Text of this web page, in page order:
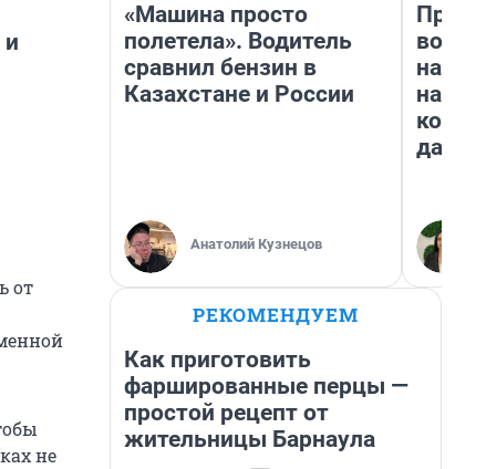
от
не
«Машина просто
полетела». Водитель
сравнил бензин в
Казахстане и России
Анатолий Кузнецов
нам
даже
РЕКОМЕНДУЕМ
Как приготовить
фаршированные перцы —
простой рецепт от
жительницы Барнаула